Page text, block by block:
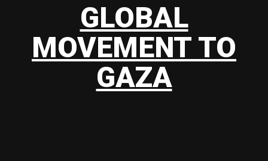
GLOBAL
MOVEMENT TO
GAZA